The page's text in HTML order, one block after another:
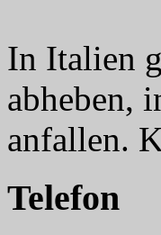
In Italien
abheben,
anfallen.
Telefon